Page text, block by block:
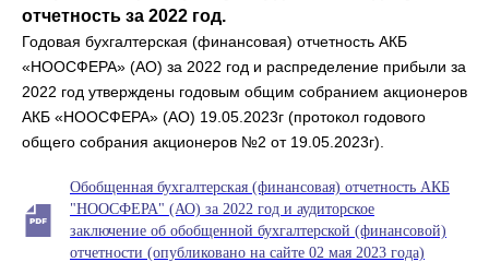
отчетность за 2022 год.
Годовая бухгалтерская (финансовая) отчетность АКБ
«НООСФЕРА» (АО) за 2022 год и распределение прибыли за
2022 год утверждены годовым общим собранием акционеров
АКБ «НООСФЕРА» (АО) 19.05.2023г (протокол годового
общего собрания акционеров №2 от 19.05.2023г).
Обобщенная бухгалтерская (финансовая) отчетность АКБ
"НООСФЕРА" (АО) за 2022 год и аудиторское
заключение об обобщенной бухгалтерской (финансовой)
отчетности (опубликовано на сайте 02 мая 2023 года)